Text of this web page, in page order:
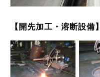
【開先加工・溶断設備】